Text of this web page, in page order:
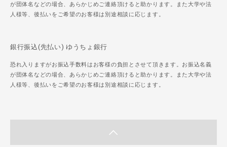
が団体名などの場合、あらかじめご連絡頂けると助かります。また大学や法
人様等、後払いをご希望のお客様は別途相談に応じます。
銀行振込(先払い) ゆうちょ銀行
恐れ入りますがお振込手数料はお客様の負担とさせて頂きます。お振込名義
が団体名などの場合、あらかじめご連絡頂けると助かります。また大学や法
人様等、後払いをご希望のお客様は別途相談に応じます。